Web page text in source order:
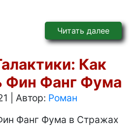
Читать далее
Как
Фин Фанг Фума
Автор: Роман
Фанг Фума в Стражах